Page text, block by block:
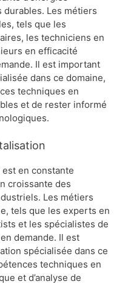
Les métiers
tels que les
les techniciens en
en efficacité
Il est important
dans ce domaine,
techniques en
et de rester informé
en constante
croissante des
Les métiers
tels que les experts en
et les spécialistes de
demande. Il est
spécialisée dans ce
techniques en
et d’analyse de